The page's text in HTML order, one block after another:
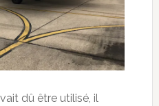
dû être utilisé, il